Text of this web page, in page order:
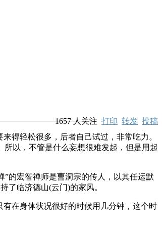
1657人关注 打印 转发 投稿
得轻松很多，后者自己试过，非常吃力。
以，不管是什么妄想很难发起，但是用起
的宏智禅师是曹洞宗的传人，以其任运默
了临济德山(云门)的家风。
在身体状况很好的时候用几分钟，这个时